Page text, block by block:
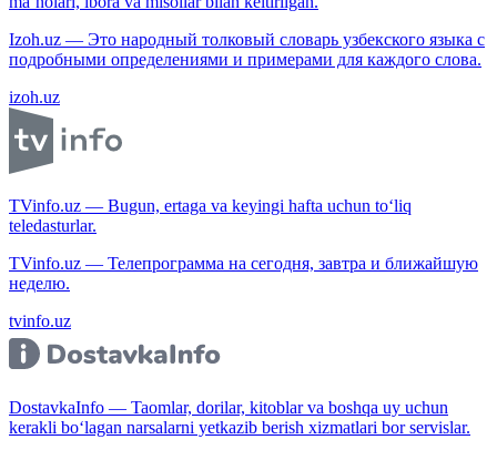
Izoh.uz — Это народный толковый словарь узбекского языка с
подробными определениями и примерами для каждого слова.
izoh.uz
TVinfo.uz — Bugun, ertaga va keyingi hafta uchun to‘liq
teledasturlar.
TVinfo.uz — Телепрограмма на сегодня, завтра и ближайшую
неделю.
tvinfo.uz
DostavkaInfo — Taomlar, dorilar, kitoblar va boshqa uy uchun
kerakli bo‘lagan narsalarni yetkazib berish xizmatlari bor servislar.